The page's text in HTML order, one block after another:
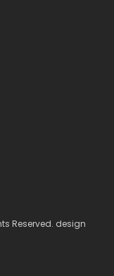
Reserved. design